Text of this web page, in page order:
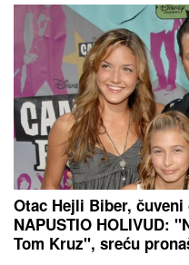
Pojavio se prvi snimak
u Zagrebu, ovako je